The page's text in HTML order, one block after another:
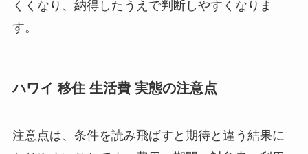
くくなり、納得したうえで判断しやすくなりま
す。
ハワイ 移住 生活費 実態の注意点
注意点は、条件を読み飛ばすと期待と違う結果に